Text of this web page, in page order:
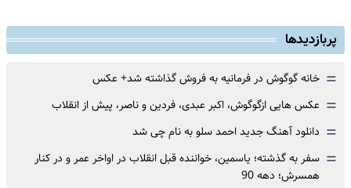
پربازدیدها
= خانه گوگوش در فرمانیه به فروش گذاشته شد+ عکس
= عکس هایی ازگوگوش، اکبر عبدی، فردین و ناصر، پیش از انقلاب
= دانلود آهنگ جدید احمد سلو به نام چی شد
= سفر به گذشته؛ یاسمین، خواننده قبل انقلاب در اواخر عمر و در کنار
همسرش؛ دهه 90